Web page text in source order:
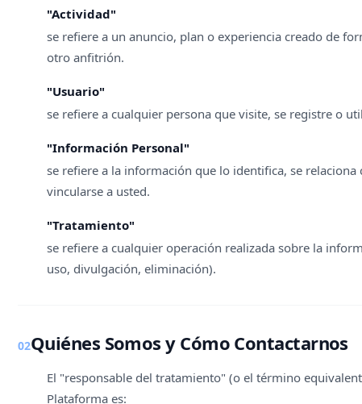
"Actividad"
se refiere a un anuncio, plan o experiencia creado de
otro anfitrión.
"Usuario"
se refiere a cualquier persona que visite, se registre o
"Información Personal"
se refiere a la información que lo identifica, se
vincularse a usted.
"Tratamiento"
se refiere a cualquier operación realizada sobre la
uso, divulgación, eliminación).
02Quiénes Somos y Cómo Contactarnos
El "responsable del tratamiento" (o el término
Plataforma es: